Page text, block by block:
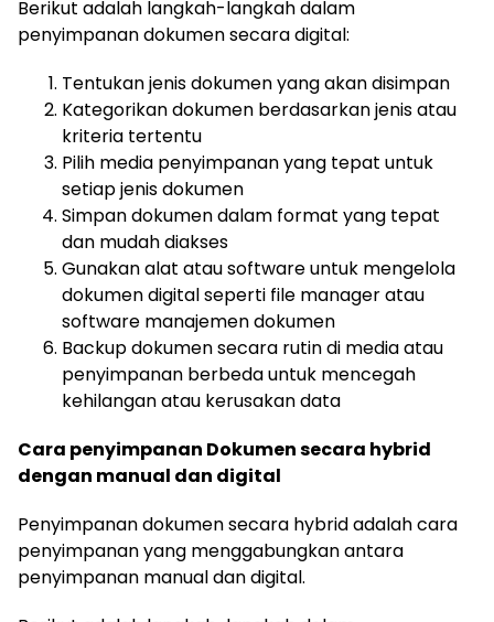
Berikut adalah langkah-langkah dalam
penyimpanan dokumen secara digital:
Tentukan jenis dokumen yang akan disimpan
Kategorikan dokumen berdasarkan jenis atau
kriteria tertentu
Pilih media penyimpanan yang tepat untuk
setiap jenis dokumen
Simpan dokumen dalam format yang tepat
dan mudah diakses
Gunakan alat atau software untuk mengelola
dokumen digital seperti file manager atau
software manajemen dokumen
Backup dokumen secara rutin di media atau
penyimpanan berbeda untuk mencegah
kehilangan atau kerusakan data
Cara penyimpanan Dokumen secara hybrid
dengan manual dan digital
Penyimpanan dokumen secara hybrid adalah cara
penyimpanan yang menggabungkan antara
penyimpanan manual dan digital.